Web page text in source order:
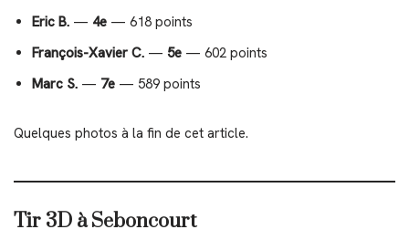
Eric B. — 4e — 618 points
François-Xavier C. — 5e — 602 points
Marc S. — 7e — 589 points
Quelques photos à la fin de cet article.
Tir 3D à Seboncourt